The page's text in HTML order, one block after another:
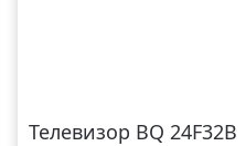
Телевизор BQ 24F32B